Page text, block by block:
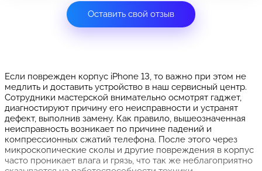
Оставить свой отзыв
Если поврежден корпус iPhone 13, то важно при этом не
медлить и доставить устройство в наш сервисный центр.
Сотрудники мастерской внимательно осмотрят гаджет,
диагностируют причину его неисправности и устранят
дефект, выполнив замену. Как правило, вышеозначенная
неисправность возникает по причине падений и
компрессионных сжатий телефона. После этого через
микроскопические сколы и другие повреждения в корпус
часто проникает влага и грязь, что так же неблагоприятно